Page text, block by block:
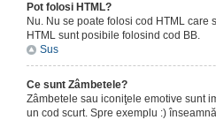
Pot folosi HTML?
Nu. Nu se poate folosi cod HTML
HTML sunt posibile folosind cod BB.
Sus
Ce sunt Zâmbetele?
Zâmbetele sau iconiţele emotive sunt
un cod scurt. Spre exemplu :)